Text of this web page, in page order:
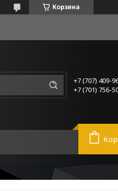
Корзина
+7 (707) 409-
+7 (701) 756-